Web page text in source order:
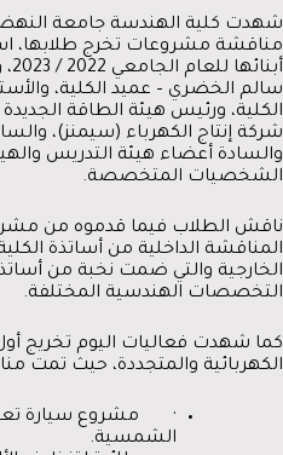
مناقشة مشروعات تخرج طلابها،
سالم الخضري – عميد الكلية،
الكلية، ورئيس هيئة الطاقة
شركة إنتاج الكهرباء (سيمنز)،
والسادة أعضاء هيئة التدريس
الشخصيات المتخصصة.
ناقش الطلاب فيما قدموه من
المناقشة الداخلية من أساتذة
الخارجية والتي ضمت نخبة من
التخصصات الهندسية المختلفة.
كما شهدت فعاليات اليوم تخريج
الكهربائية والمتجددة، حيث تمت مناقشة 4
· مشروع سيارة تعمل
الشمسية.